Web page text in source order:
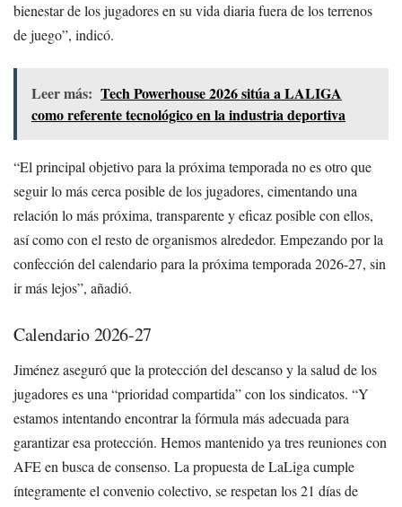
bienestar de los jugadores en su vida diaria fuera de los terrenos
de juego”, indicó.
Leer más: Tech Powerhouse 2026 sitúa a LALIGA
como referente tecnológico en la industria deportiva
“El principal objetivo para la próxima temporada no es otro que
seguir lo más cerca posible de los jugadores, cimentando una
relación lo más próxima, transparente y eficaz posible con ellos,
así como con el resto de organismos alrededor. Empezando por la
confección del calendario para la próxima temporada 2026-27, sin
ir más lejos”, añadió.
Calendario 2026-27
Jiménez aseguró que la protección del descanso y la salud de los
jugadores es una “prioridad compartida” con los sindicatos. “Y
estamos intentando encontrar la fórmula más adecuada para
garantizar esa protección. Hemos mantenido ya tres reuniones con
AFE en busca de consenso. La propuesta de LaLiga cumple
íntegramente el convenio colectivo, se respetan los 21 días de